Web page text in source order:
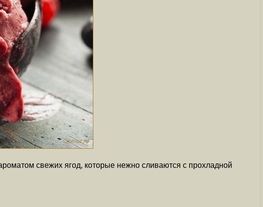
свежих ягод, которые нежно сливаются с прохладной